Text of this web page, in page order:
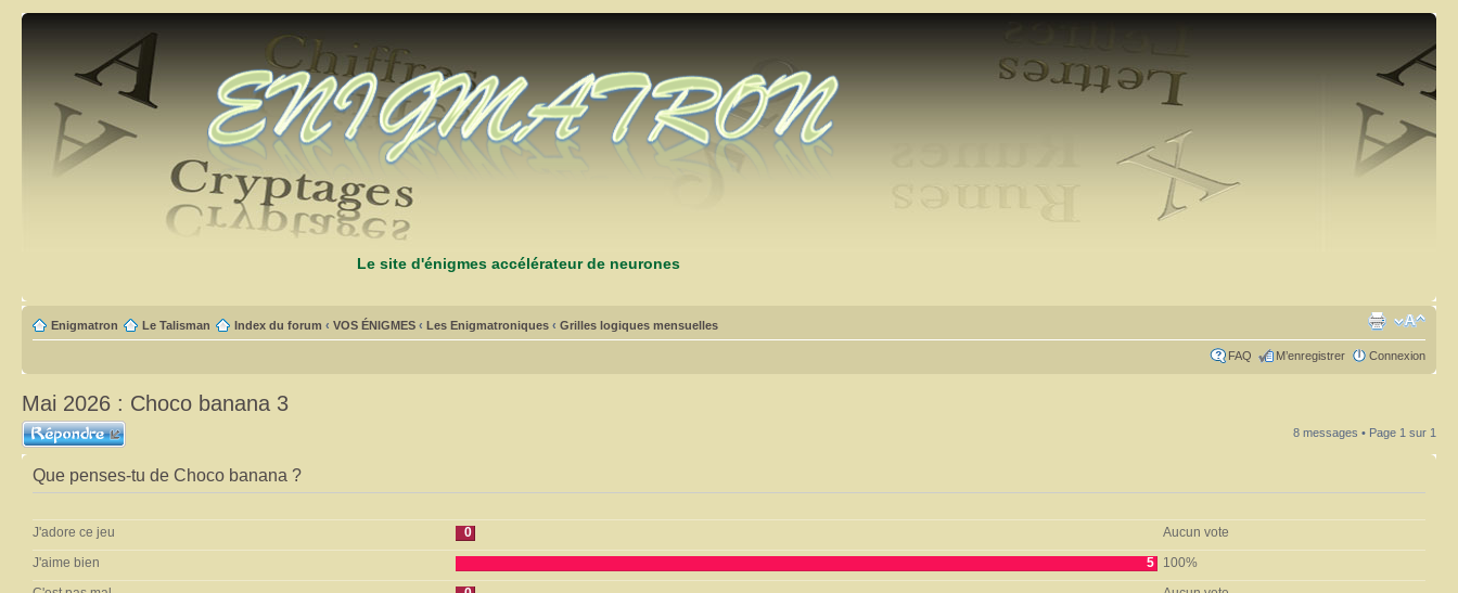
Le site d'énigmes accélérateur de neurones
Enigmatron Le Talisman Index du forum ‹ VOS ÉNIGMES ‹ Les Enigmatroniques ‹ Grilles logiques mensuelles
FAQ M’enregistrer Connexion
Mai 2026 : Choco banana 3
Répondre 8 messages • Page 1 sur 1
Que penses-tu de Choco banana ?
J'adore ce jeu 0
Aucun vote
J'aime bien
5
100%